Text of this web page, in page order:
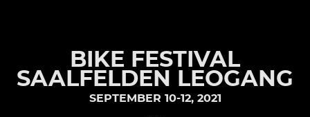
BIKE FESTIVAL
SAALFELDEN LEOGANG
SEPTEMBER 10-12, 2021